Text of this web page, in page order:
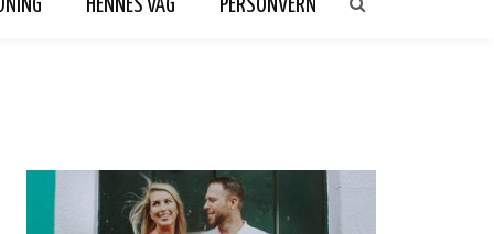
HENNES VAG PERSONVERN